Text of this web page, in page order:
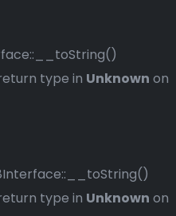
type in Unknown on
type in Unknown on